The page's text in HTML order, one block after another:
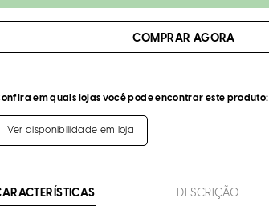
em quais lojas você pode encontrar este produto:
Ver disponibilidade em loja
DESCRIÇÃO